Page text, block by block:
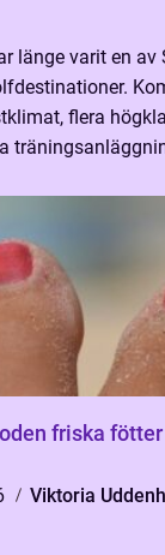
länge varit en av
flera
för ett
Viktoria